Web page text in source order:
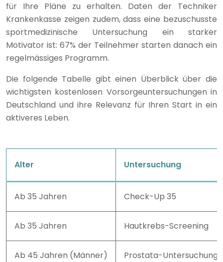
für Ihre Pläne zu erhalten. Daten der Techniker
Krankenkasse zeigen zudem, dass eine bezuschusste
sportmedizinische Untersuchung ein starker
Motivator ist: 67% der Teilnehmer starten danach ein
regelmässiges Programm.
Die folgende Tabelle gibt einen Überblick über die
wichtigsten kostenlosen Vorsorgeuntersuchungen in
Deutschland und ihre Relevanz für Ihren Start in ein
aktiveres Leben.
Alter Untersuchung
Ab 35 Jahren Check-Up 35
Ab 35 Jahren Hautkrebs-Screening
Ab 45 Jahren (Männer) Prostata-Untersuchung